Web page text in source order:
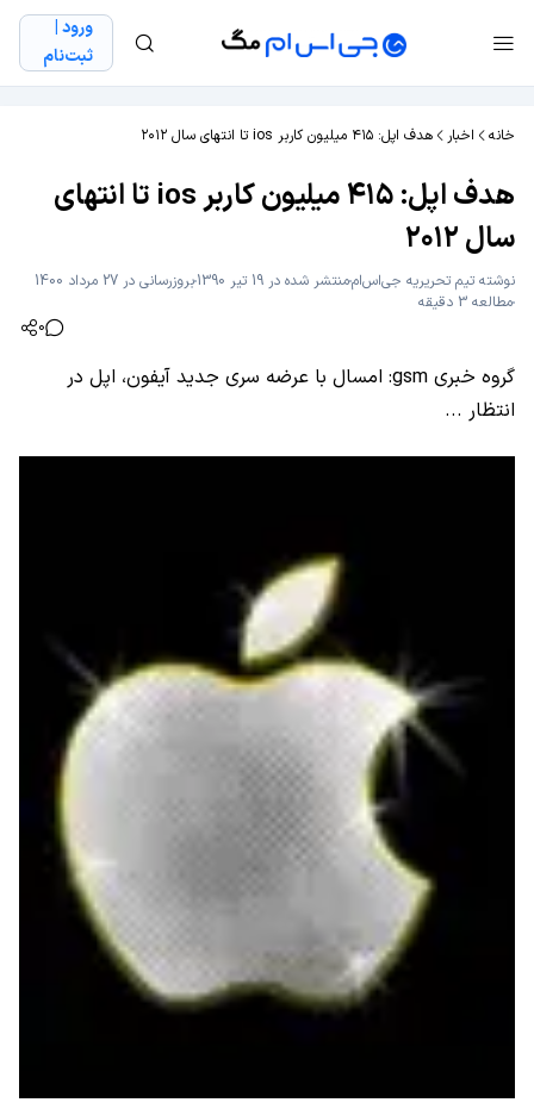
ورود |
ثبت‌نام
خانه اخبار هدف اپل: ۴۱۵ میلیون کاربر ios تا انتهای سال ۲۰۱۲
هدف اپل: ۴۱۵ میلیون کاربر ios تا انتهای
سال ۲۰۱۲
نوشته تیم تحریریه جی‌اس‌اممنتشر شده در 19 تیر 1390
بروزرسانی در 27 مرداد 1400
مطالعه 3 دقیقه
0
گروه خبری gsm: امسال با عرضه سری جدید آیفون، اپل در
انتظار ...